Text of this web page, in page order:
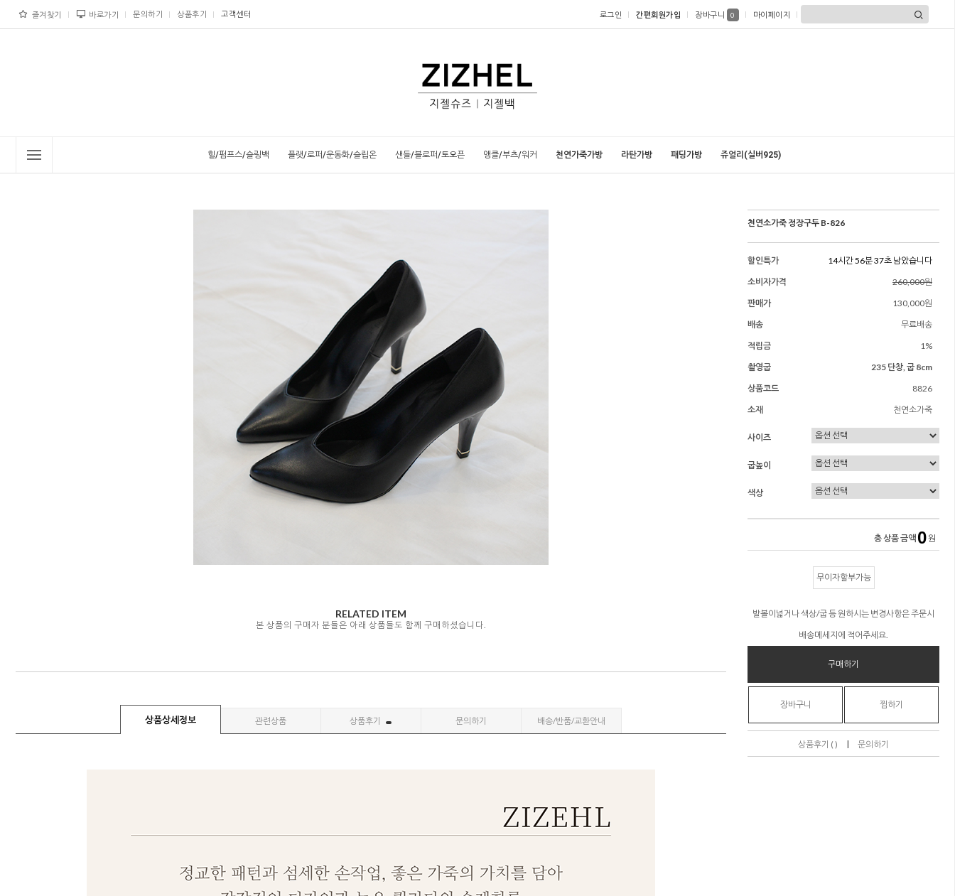
즐겨찾기 바로가기 문의하기 상품후기 고객센터 로그인 간편회원가입 장바구니 0 마이페이지
힐/펌프스/슬링백 플랫/로퍼/운동화/슬립온 샌들/블로퍼/토오픈 앵클/부츠/워커 천연가죽가방 라탄가방 패딩가방 쥬얼리(실버925)
RELATED ITEM
본 상품의 구매자 분들은 아래 상품들도 함께 구매하셨습니다.
상품상세정보 관련상품 상품후기 문의하기 배송/반품/교환안내
천연소가죽 정장구두 B-826
할인특가
14시간 56분 35초 남았습니다
소비자가격
260,000원
판매가
130,000원
배송
무료배송
적립금
1%
촬영굽
235 단창, 굽 8cm
상품코드
8826
소재
천연소가죽
사이즈
굽높이
색상
총 상품 금액 0 원
무이자할부가능
발볼이넓거나 색상/굽 등 원하시는 변경사항은 주문시
배송메세지에 적어주세요.
구매하기
장바구니 찜하기
상품후기 ( ) | 문의하기